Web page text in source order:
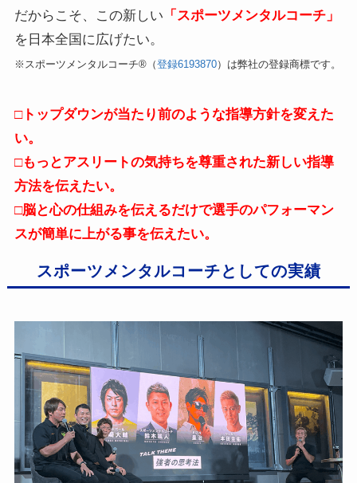
だからこそ、この新しい 「スポーツメンタルコーチ」
を日本全国に広げたい。
※スポーツメンタルコーチ®（登録6193870）は弊社の登録商標です。
□トップダウンが当たり前のような指導方針を変えた
い。
□もっとアスリートの気持ちを尊重された新しい指導
方法を伝えたい。
□脳と心の仕組みを伝えるだけで選手のパフォーマン
スが簡単に上がる事を伝えたい。
スポーツメンタルコーチとしての実績